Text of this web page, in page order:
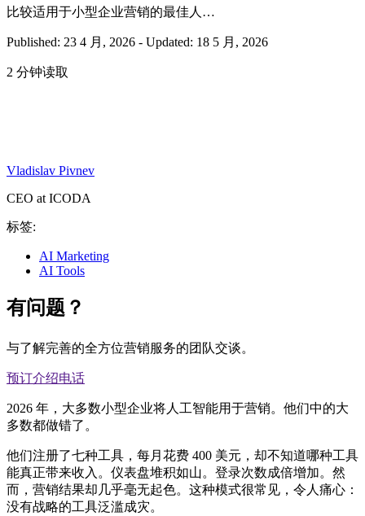
比较适用于小型企业营销的最佳人…
Published: 23 4 月, 2026 - Updated: 18 5 月, 2026
2 分钟读取
Vladislav Pivnev
CEO at ICODA
标签:
AI Marketing
AI Tools
有问题？
与了解完善的全方位营销服务的团队交谈。
预订介绍电话
2026 年，大多数小型企业将人工智能用于营销。他们中的大
多数都做错了。
他们注册了七种工具，每月花费 400 美元，却不知道哪种工具
能真正带来收入。仪表盘堆积如山。登录次数成倍增加。然
而，营销结果却几乎毫无起色。这种模式很常见，令人痛心：
没有战略的工具泛滥成灾。